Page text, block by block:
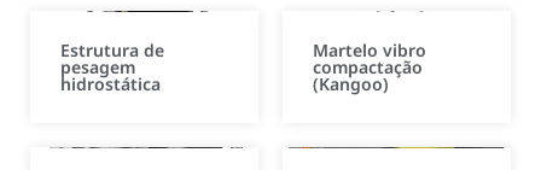
Estrutura de
pesagem
hidrostática
Martelo vibro
compactação
(Kangoo)